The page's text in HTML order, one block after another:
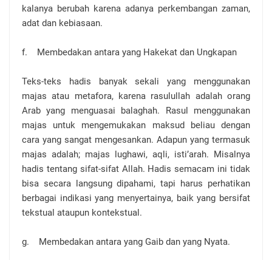
kalanya berubah karena adanya perkembangan zaman,
adat dan kebiasaan.
f. Membedakan antara yang Hakekat dan Ungkapan
Teks-teks hadis banyak sekali yang menggunakan
majas atau metafora, karena rasulullah adalah orang
Arab yang menguasai balaghah. Rasul menggunakan
majas untuk mengemukakan maksud beliau dengan
cara yang sangat mengesankan. Adapun yang termasuk
majas adalah; majas lughawi, aqli, isti’arah. Misalnya
hadis tentang sifat-sifat Allah. Hadis semacam ini tidak
bisa secara langsung dipahami, tapi harus perhatikan
berbagai indikasi yang menyertainya, baik yang bersifat
tekstual ataupun kontekstual.
g. Membedakan antara yang Gaib dan yang Nyata.